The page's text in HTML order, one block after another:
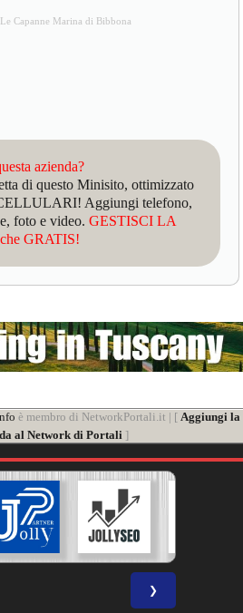
Capanne Marina di Bibbona
azienda?
di questo Minisito, ottimizzato
Aggiungi telefono,
foto e video.GESTISCI LA
GRATIS!
è membro di NetworkPortali.it | [ Aggiungi la
al Network di Portali ]
❯